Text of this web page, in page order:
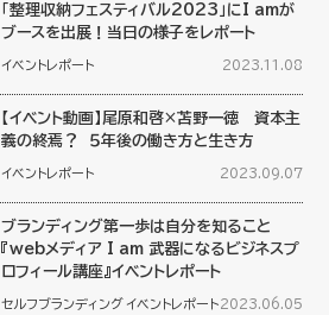
「整理収納フェスティバル2023」にI amが
ブースを出展！当日の様子をレポート
イベントレポート 2023.11.08
【イベント動画】尾原和啓×苫野一徳 資本主
義の終焉？ ５年後の働き方と生き方
イベントレポート 2023.09.07
ブランディング第一歩は自分を知ること
『webメディア I am 武器になるビジネスプ
ロフィール講座』イベントレポート
セルフブランディング イベントレポート 2023.06.05